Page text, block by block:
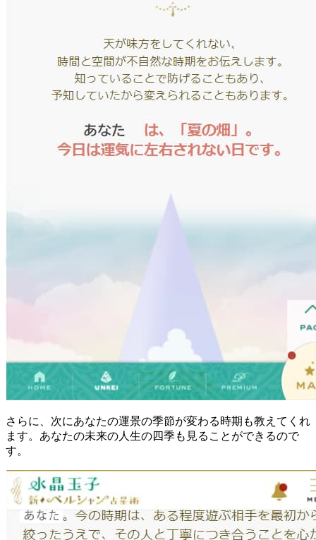
さらに、次にあなたの運景の季節が変わる時期も教えてくれ
ます。あなたの未来の人生の四季も見ることができるので
す。